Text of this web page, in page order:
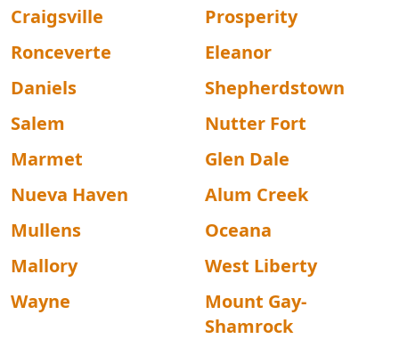
Craigsville
Prosperity
Ronceverte
Eleanor
Daniels
Shepherdstown
Salem
Nutter Fort
Marmet
Glen Dale
Nueva Haven
Alum Creek
Mullens
Oceana
Mallory
West Liberty
Wayne
Mount Gay-
Shamrock